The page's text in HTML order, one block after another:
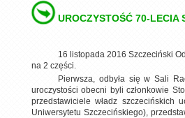
UROCZYSTOŚĆ 70-LECIA
16 listopada 2016 Szczeciński
na 2 części.
Pierwsza, odbyła się w Sali
uroczystości obecni byli członkowie
przedstawiciele władz szczecińskich
Uniwersytetu Szczecińskiego),